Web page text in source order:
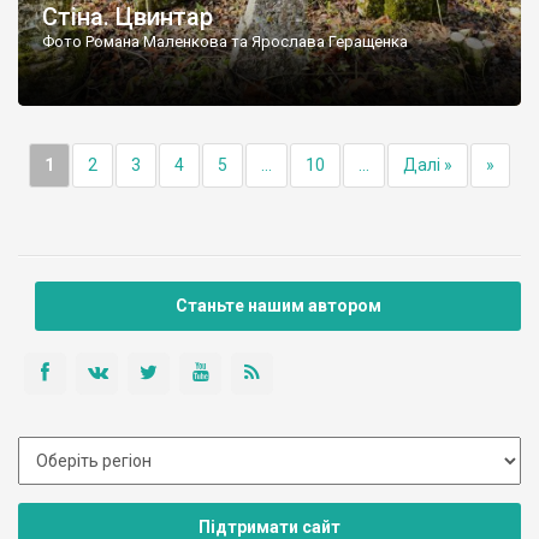
Стіна. Цвинтар
Фото Романа Маленкова та Ярослава Геращенка
1 2 3 4 5 10 Далі » »
Станьте нашим автором
Підтримати сайт